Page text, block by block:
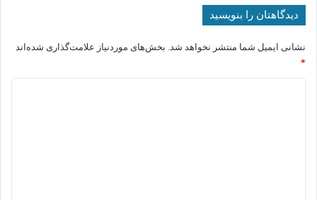
دیدگاهتان را بنویسید
نشانی ایمیل شما منتشر نخواهد شد. بخش‌های موردنیاز علامت‌گذاری شده‌اند
*